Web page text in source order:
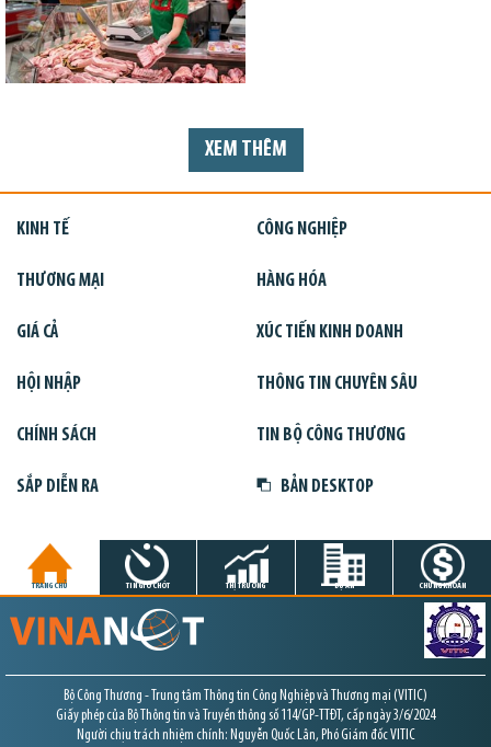
XEM THÊM
KINH TẾ CÔNG NGHIỆP
THƯƠNG MẠI HÀNG HÓA
GIÁ CẢ XÚC TIẾN KINH DOANH
HỘI NHẬP THÔNG TIN CHUYÊN SÂU
CHÍNH SÁCH TIN BỘ CÔNG THƯƠNG
SẮP DIỄN RA BẢN DESKTOP
TRANG CHỦ TIN GIỜ CHÓT THỊ TRƯỜNG DỰ ÁN CHỨNG KHOÁN
Bộ Công Thương - Trung tâm Thông tin Công Nghiệp và Thương mại (VITIC)
Giấy phép của Bộ Thông tin và Truyền thông số 114/GP-TTĐT, cấp ngày 3/6/2024
Người chịu trách nhiệm chính: Nguyễn Quốc Lân, Phó Giám đốc VITIC